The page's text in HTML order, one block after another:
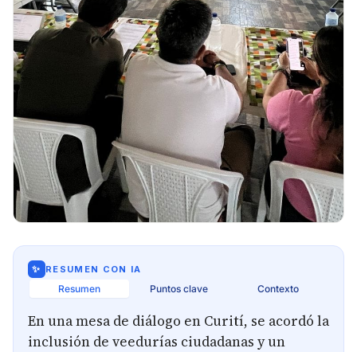
✨ RESUMEN CON IA
Resumen Puntos clave Contexto
En una mesa de diálogo en Curití, se acordó la
inclusión de veedurías ciudadanas y un